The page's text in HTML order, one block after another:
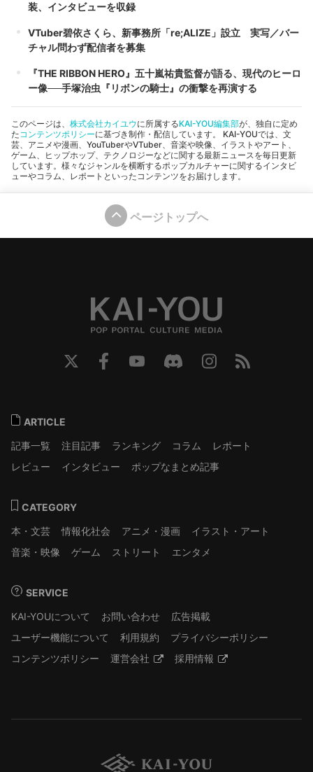
装、インタビューを収録
VTuber碧依さくら、新事務所「re;ALIZE」設立 実写／バー
チャル問わず配信者を募集
『THE RIBBON HERO』五十嵐祐貴監督が語る、現代のヒーロ
ー像──手塚治虫『リボンの騎士』の衝撃を再演する
このページは、 株式会社カイユウに所属するKAI-YOU編集部が、独自に定め
たコンテンツポリシーに基づき制作・配信しています。 KAI-YOUでは、文
芸、アニメや漫画、YouTuberやVTuber、音楽や映像、イラストやアート、
ゲーム、ヒップホップ、テクノロジーなどに関する最新ニュースを毎日更新
しています。様々なジャンルを横断するポップカルチャーに関するインタビ
ューやコラム、レポートといったコンテンツをお届けします。
ページトップへ
ARTICLE
記事一覧
注目記事 ランキング コラム
レポート
レビュー
インタビュー ポップなまとめ記事
CATEGORY
本・文芸
情報化社会 アニメ・漫画
イラスト・アート
音楽・映像
ゲーム ストリート エンタメ
SERVICE
KAI-YOUについて
お問い合わせ
広告掲載
ユーザー機能について
利用規約
プライバシーポリシー
コンテンツポリシー
運営会社 採用情報